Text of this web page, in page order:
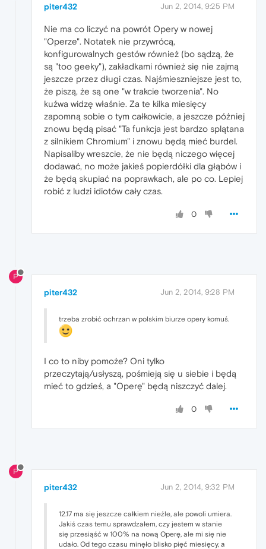
piter432 Jun 2, 2014, 9:25 PM
Nie ma co liczyć na powrót Opery w nowej
"Operze". Notatek nie przywrócą,
konfigurowalnych gestów również (bo sądzą, że
są "too geeky"), zakładkami również się nie zajmą
jeszcze przez długi czas. Najśmieszniejsze jest to,
że piszą, że są one "w trakcie tworzenia". No
kuźwa widzę właśnie. Za te kilka miesięcy
zapomną sobie o tym całkowicie, a jeszcze później
znowu będą pisać "Ta funkcja jest bardzo splątana
z silnikiem Chromium" i znowu będą mieć burdel.
Napisaliby wreszcie, że nie będą niczego więcej
dodawać, no może jakieś popierdółki dla głąbów i
że będą skupiać na poprawkach, ale po co. Lepiej
robić z ludzi idiotów cały czas.
0
P
piter432 Jun 2, 2014, 9:28 PM
trzeba zrobić ochrzan w polskim biurze opery komuś.
I co to niby pomoże? Oni tylko
przeczytają/usłyszą, pośmieją się u siebie i będą
mieć to gdzieś, a "Operę" będą niszczyć dalej.
0
P
piter432 Jun 2, 2014, 9:32 PM
12.17 ma się jeszcze całkiem nieźle, ale powoli umiera.
Jakiś czas temu sprawdzałem, czy jestem w stanie
się przesiąść w 100% na nową Operę, ale mi się nie
udało. Od tego czasu minęło blisko pięć miesięcy, a